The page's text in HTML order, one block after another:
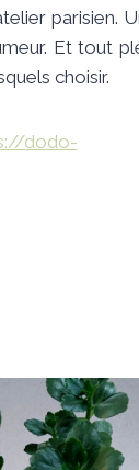
parisien.
Et tout
choisir.
dodo-